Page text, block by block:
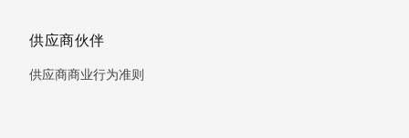
供应商伙伴
供应商商业行为准则